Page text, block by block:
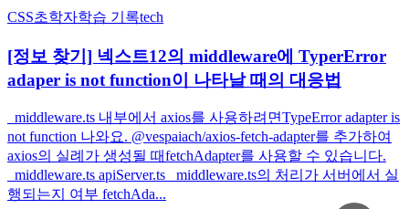
CSS초학자학습 기록tech
[정보 찾기] 넥스트12의 middleware에 TyperError
adaper is not function이 나타날 때의 대응법
_middleware.ts 내부에서 axios를 사용하려면TypeError adapter is
not function 나와요. @vespaiach/axios-fetch-adapter를 추가하여
axios의 실례가 생성될 때fetchAdapter를 사용할 수 있습니다.
_middleware.ts apiServer.ts _middleware.ts의 처리가 서버에서 실
행되는지 여부 fetchAda...